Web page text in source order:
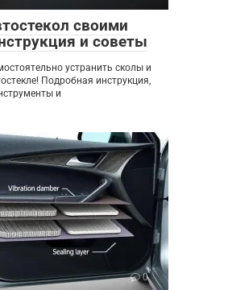
своими
и советы
устранить сколы и
Подробная инструкция,
и
0